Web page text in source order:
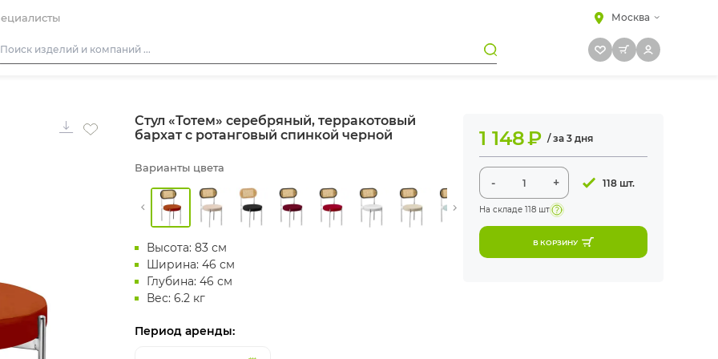
Москва
Стул «Тотем» серебряный, терракотовый
бархат с ротанговый спинкой черной
Варианты цвета
Высота: 83 см
Ширина: 46 см
Глубина: 46 см
Вес: 6.2 кг
Период аренды:
1 148₽ / за 3 дня
- + 118 шт.
На складе 118 шт
В КОРЗИНУ